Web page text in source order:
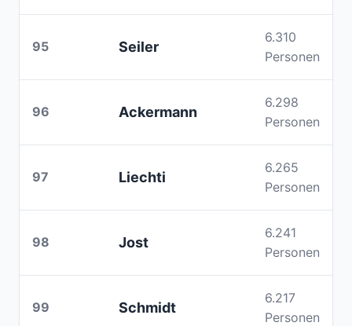
95 Seiler
6.310
Personen
96 Ackermann
6.298
Personen
97 Liechti
6.265
Personen
98 Jost
6.241
Personen
99 Schmidt
6.217
Personen